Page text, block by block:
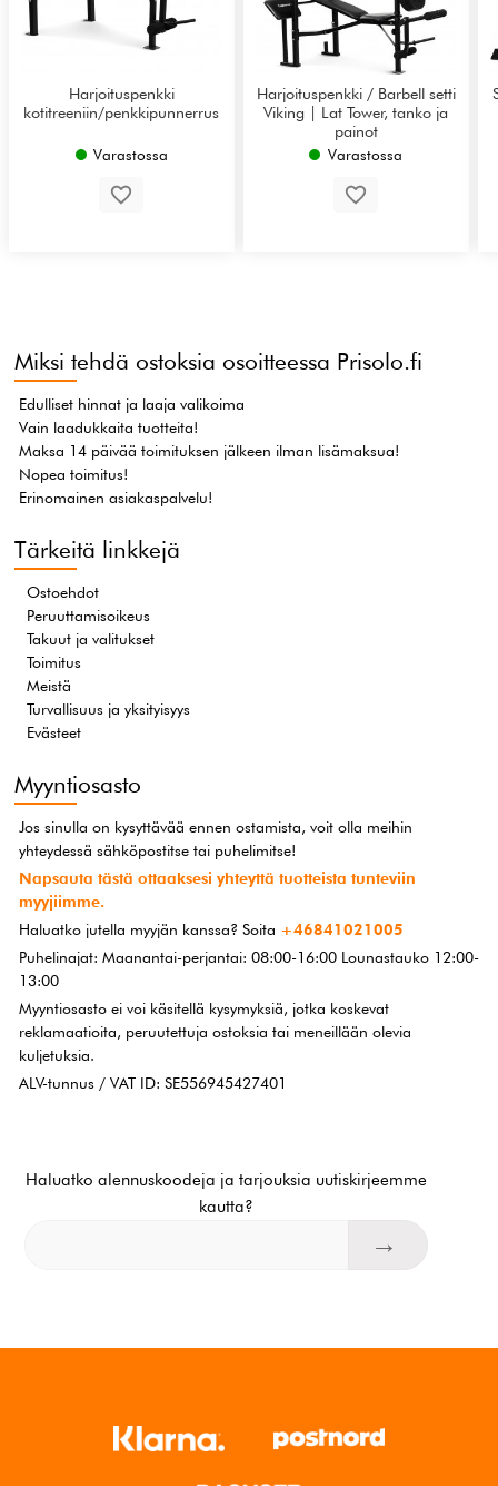
Harjoituspenkki
kotitreeniin/penkkipunnerrus
Varastossa
Harjoituspenkki / Barbell setti
Viking | Lat Tower, tanko ja
painot
Varastossa
Miksi tehdä ostoksia osoitteessa Prisolo.fi
Edulliset hinnat ja laaja valikoima
Vain laadukkaita tuotteita!
Maksa 14 päivää toimituksen jälkeen ilman lisämaksua!
Nopea toimitus!
Erinomainen asiakaspalvelu!
Tärkeitä linkkejä
Ostoehdot
Peruuttamisoikeus
Takuut ja valitukset
Toimitus
Meistä
Turvallisuus ja yksityisyys
Evästeet
Myyntiosasto
Jos sinulla on kysyttävää ennen ostamista, voit olla meihin
yhteydessä sähköpostitse tai puhelimitse!
Napsauta tästä ottaaksesi yhteyttä tuotteista tunteviin
myyjiimme.
Haluatko jutella myyjän kanssa? Soita +46841021005
Puhelinajat: Maanantai-perjantai: 08:00-16:00 Lounastauko 12:00-
13:00
Myyntiosasto ei voi käsitellä kysymyksiä, jotka koskevat
reklamaatioita, peruutettuja ostoksia tai meneillään olevia
kuljetuksia.
ALV-tunnus / VAT ID: SE556945427401
Haluatko alennuskoodeja ja tarjouksia uutiskirjeemme
kautta?